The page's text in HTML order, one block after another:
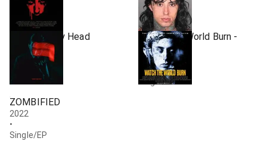
Single/EP
Álbum
Voices In My Head
2022
Single/EP
Watch the World Burn -
Single
2023
Single/EP
ZOMBIFIED
2022
•
Single/EP